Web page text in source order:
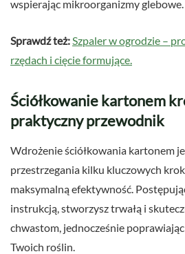
wspierając mikroorganizmy glebowe.
Sprawdź też: Szpaler w ogrodzie –
rzędach i cięcie formujące.
Ściółkowanie kartonem
praktyczny przewodnik
Wdrożenie ściółkowania kartonem
przestrzegania kilku kluczowych
maksymalną efektywność.
instrukcją, stworzysz trwałą i
chwastom, jednocześnie
Twoich roślin.